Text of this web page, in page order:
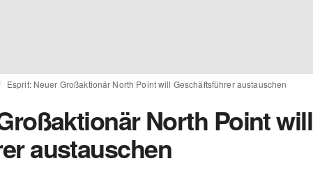
Esprit: Neuer Großaktionär North Point will Geschäftsführer austauschen
North Point will
austauschen